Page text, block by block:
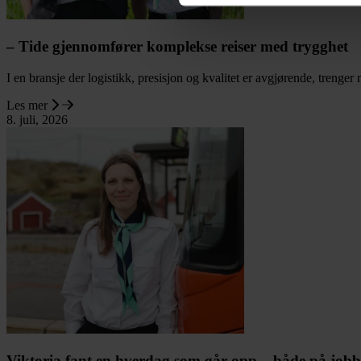
– Tide gjennomfører komplekse reiser med trygghet
I en bransje der logistikk, presisjon og kvalitet er avgjørende, trenger
Les mer
8. juli, 2026